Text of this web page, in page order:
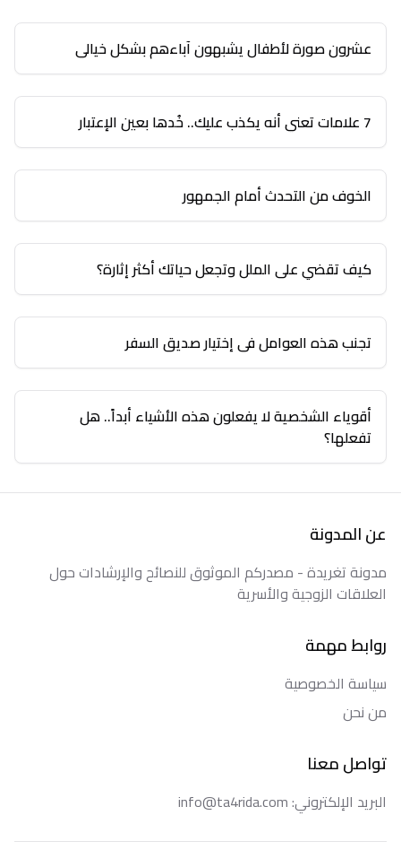
عشرون صورة لأطفال يشبهون آباءهم بشكل خيالي
7 علامات تعني أنه يكذب عليك.. خُدها بعين الإعتبار
الخوف من التحدث أمام الجمهور
كيف تقضي على الملل وتجعل حياتك أكثر إثارة؟
تجنب هذه العوامل في إختيار صديق السفر
أقوياء الشخصية لا يفعلون هذه الأشياء أبداً.. هل
تفعلها؟
عن المدونة
مدونة تغريدة - مصدركم الموثوق للنصائح والإرشادات حول
العلاقات الزوجية والأسرية
روابط مهمة
سياسة الخصوصية
من نحن
تواصل معنا
البريد الإلكتروني: info@ta4rida.com